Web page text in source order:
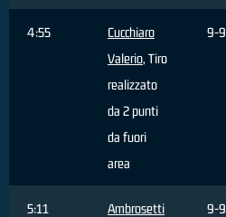
4:55
Cucchiaro
Valerio, Tiro
realizzato
da 2 punti
da fuori
area
9-9
5:11
Ambrosetti
9-9